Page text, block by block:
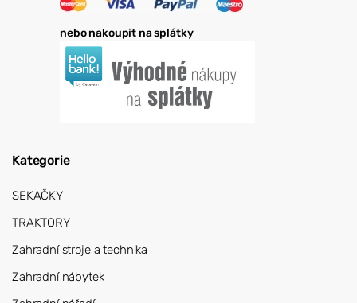
nebo nakoupit na splátky
Kategorie
SEKAČKY
TRAKTORY
Zahradní stroje a technika
Zahradní nábytek